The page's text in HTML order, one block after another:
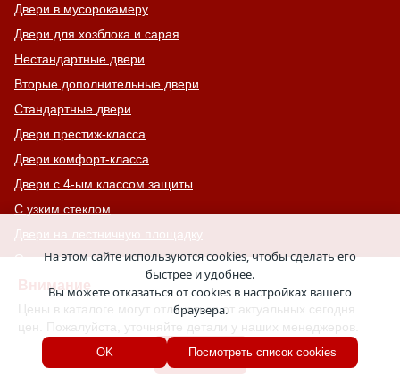
Внимание
Цены в каталоге могут отличаться от актуальных сегодня
цен. Пожалуйста, уточняйте детали у наших менеджеров.
Хорошо
Двери в мусорокамеру
Двери для хозблока и сарая
Нестандартные двери
Вторые дополнительные двери
Стандартные двери
Двери престиж-класса
Двери комфорт-класса
Двери с 4-ым классом защиты
С узким стеклом
Двери на лестничную площадку
Остекленные противопожарные двери
С тонированным стеклом
С остекленной фрамугой
Усиленные
С большим стеклом
На этом сайте используются cookies, чтобы сделать его
быстрее и удобнее.
Вы можете отказаться от cookies в настройках вашего
браузера.
OK Посмотреть список cookies